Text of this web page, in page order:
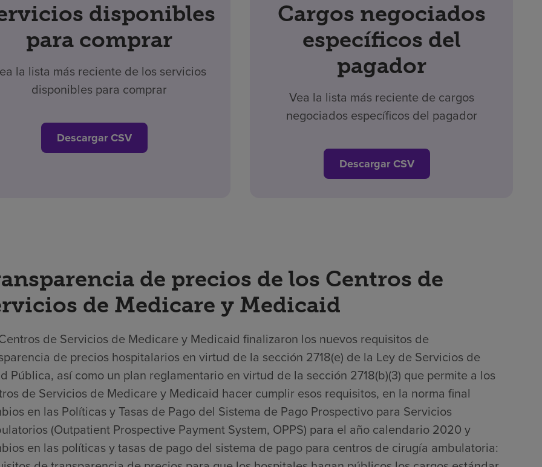
disponibles
para comprar
la lista más reciente de los servicios
disponibles para comprar
Descargar CSV
Cargos negociados
específicos del
pagador
Vea la lista más reciente de cargos
negociados específicos del pagador
Descargar CSV
de precios de los Centros de
de Medicare y Medicaid
de Servicios de Medicare y Medicaid finalizaron los nuevos requisitos de
de precios hospitalarios en virtud de la sección 2718(e) de la Ley de Servicios de
Pública, así como un plan reglamentario en virtud de la sección 2718(b)(3) que permite a los
de Servicios de Medicare y Medicaid hacer cumplir esos requisitos, en la norma final
en las Políticas y Tasas de Pago del Sistema de Pago Prospectivo para Servicios
(Outpatient Prospective Payment System, OPPS) para el año calendario 2020 y
en las políticas y tasas de pago del sistema de pago para centros de cirugía ambulatoria: